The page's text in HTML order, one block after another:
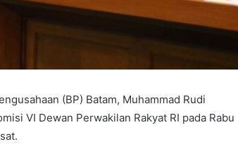
(BP) Batam, Muhammad Rudi
VI Dewan Perwakilan Rakyat RI pada Rabu